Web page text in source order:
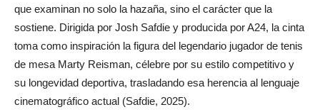
que examinan no solo la hazaña, sino el carácter que la
sostiene. Dirigida por Josh Safdie y producida por A24, la cinta
toma como inspiración la figura del legendario jugador de tenis
de mesa Marty Reisman, célebre por su estilo competitivo y
su longevidad deportiva, trasladando esa herencia al lenguaje
cinematográfico actual (Safdie, 2025).